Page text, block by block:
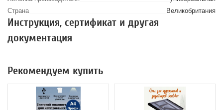
Страна
Великобритания
Инструкция, сертификат и другая
документация
Рекомендуем купить